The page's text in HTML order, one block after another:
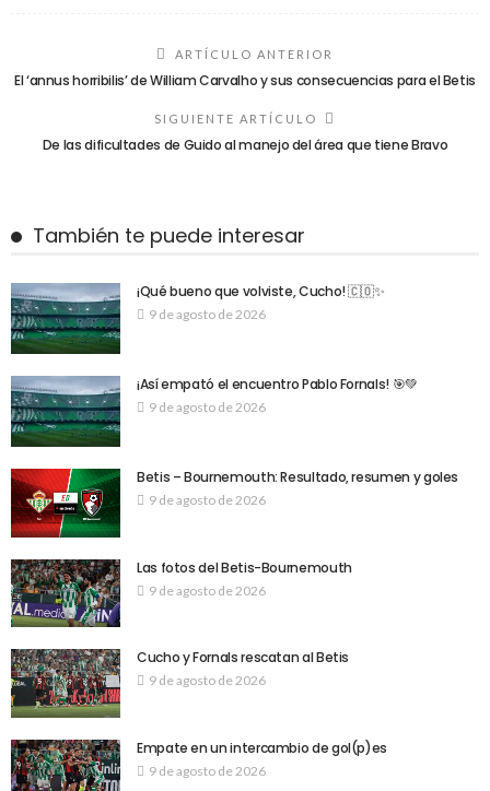
ARTÍCULO ANTERIOR
El ‘annus horribilis’ de William Carvalho y sus consecuencias para el Betis
SIGUIENTE ARTÍCULO
De las dificultades de Guido al manejo del área que tiene Bravo
También te puede interesar
¡Qué bueno que volviste, Cucho! 🇨🇴✨
9 de agosto de 2026
¡Así empató el encuentro Pablo Fornals! 🎯💚
9 de agosto de 2026
Betis – Bournemouth: Resultado, resumen y goles
9 de agosto de 2026
Las fotos del Betis-Bournemouth
9 de agosto de 2026
Cucho y Fornals rescatan al Betis
9 de agosto de 2026
Empate en un intercambio de gol(p)es
9 de agosto de 2026